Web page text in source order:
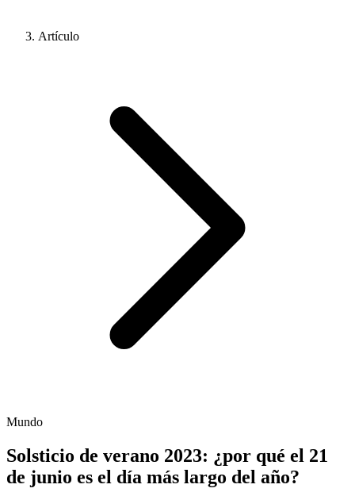
Artículo
Mundo
Solsticio de verano 2023: ¿por qué el 21
de junio es el día más largo del año?